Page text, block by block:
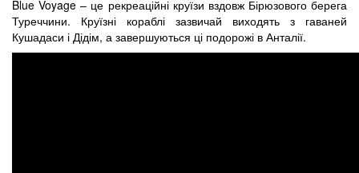
Blue Voyage – це рекреаційні круїзи вздовж Бірюзового берега
Туреччини. Круїзні кораблі зазвичай виходять з гаваней
Кушадаси і Дідім, а завершуються ці подорожі в Анталії.